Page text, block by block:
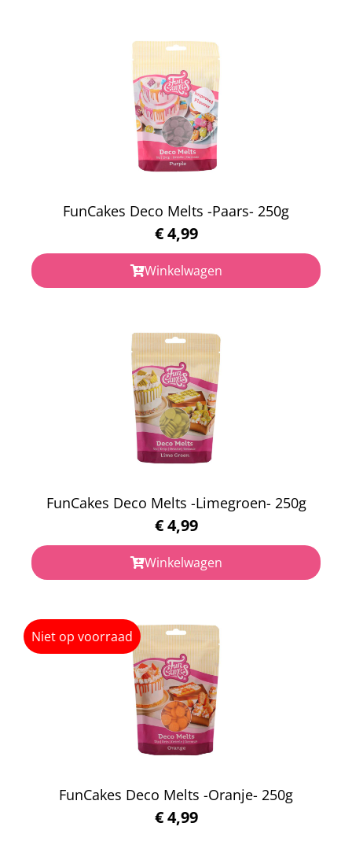
FunCakes Deco Melts -Paars- 250g
€4,99
Winkelwagen
FunCakes Deco Melts -Limegroen- 250g
€4,99
Winkelwagen
Niet op voorraad
FunCakes Deco Melts -Oranje- 250g
€4,99